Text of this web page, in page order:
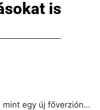
is
egy új főverzión…